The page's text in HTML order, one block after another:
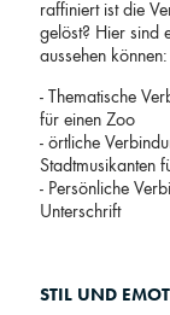
raffiniert ist die
gelöst? Hier sind
aussehen können:
- Thematische
für einen Zoo
- örtliche
Stadtmusikanten
- Persönliche
Unterschrift
STIL UND